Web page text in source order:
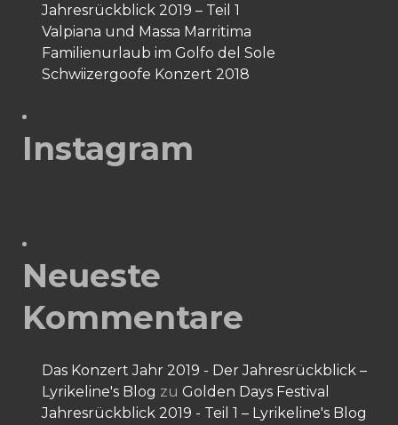
Jahresrückblick 2019 – Teil 1
Valpiana und Massa Marritima
Familienurlaub im Golfo del Sole
Schwiizergoofe Konzert 2018
Instagram
Neueste
Kommentare
Das Konzert Jahr 2019 - Der Jahresrückblick –
Lyrikeline's Blog zu Golden Days Festival
Jahresrückblick 2019 - Teil 1 – Lyrikeline's Blog